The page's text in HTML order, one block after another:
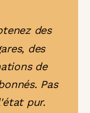
des
des
de
Pas
pur.